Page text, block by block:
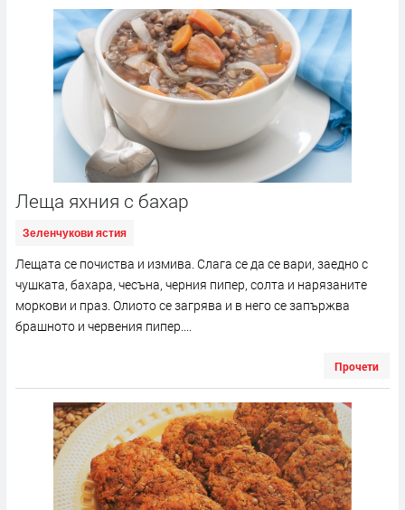
Леща яхния с бахар
Зеленчукови ястия
Лещата се почиства и измива. Слага се да се вари, заедно с
чушката, бахара, чесъна, черния пипер, солта и нарязаните
моркови и праз. Олиото се загрява и в него се запържва
брашното и червения пипер....
Прочети